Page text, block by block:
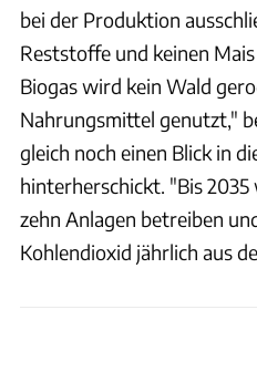
bei der Produktion
Reststoffe und keinen
Biogas wird kein Wald
Nahrungsmittel genutzt,"
gleich noch einen Blick in
hinterherschickt. "Bis
zehn Anlagen betreiben
Kohlendioxid jährlich aus